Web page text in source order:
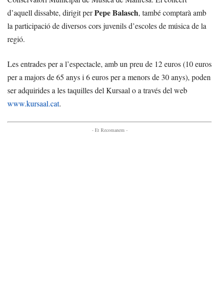
d’aquell dissabte, dirigit perPepe Balasch, també comptarà amb
la participació de diversos cors juvenils d’escoles de música de la
regió.
Les entrades per a l’espectacle, amb un preu de 12 euros (10 euros
per a majors de 65 anys i 6 euros per a menors de 30 anys), poden
ser adquirides a les taquilles del Kursaal o a través del web
www.kursaal.cat.
- Et Recomanem -